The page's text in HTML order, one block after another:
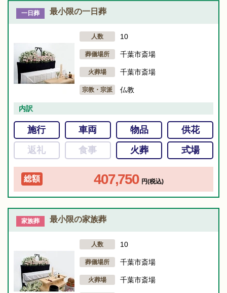
一日葬 最小限の一日葬
人数 10
葬儀場所 千葉市斎場
火葬場 千葉市斎場
宗教・宗派 仏教
内訳
施行 車両 物品
供花
返礼
食事 火葬 式場
総額 407,750 円(税込)
家族葬 最小限の家族葬
人数 10
葬儀場所 千葉市斎場
火葬場 千葉市斎場